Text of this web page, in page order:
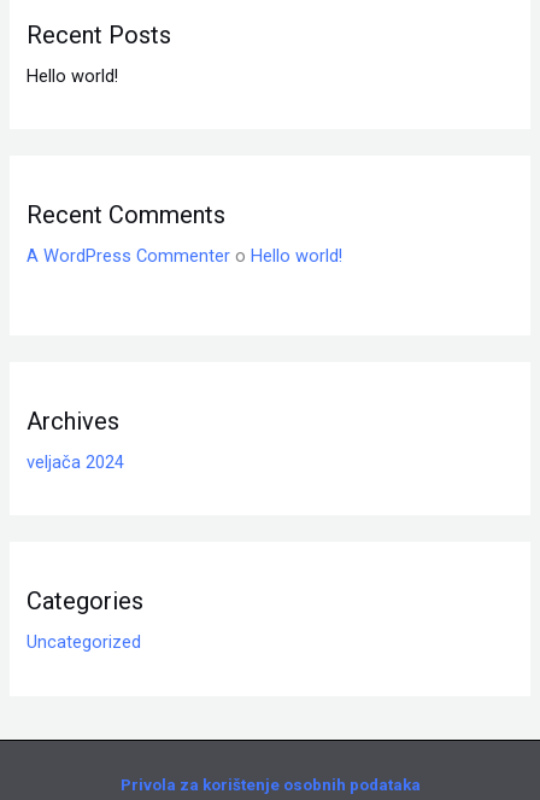
Recent Posts
Hello world!
Recent Comments
A WordPress Commenter oHello world!
Archives
veljača 2024
Categories
Uncategorized
Privola za korištenje osobnih podataka